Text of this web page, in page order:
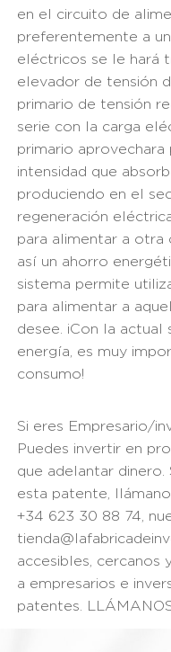
en el circuito de
preferentemente a
eléctricos se le hará
elevador de tensión
primario de tensión
serie con la carga
primario aprovechara
intensidad que
produciendo en el
regeneración
para alimentar a otra
así un ahorro
sistema permite
para alimentar a
desee. ¡Con la
energía, es muy
consumo!
Si eres Empresario/
Puedes invertir en
que adelantar dinero.
esta patente,
+34 623 30 88 74,
accesibles, cercanos
a empresarios e
patentes.